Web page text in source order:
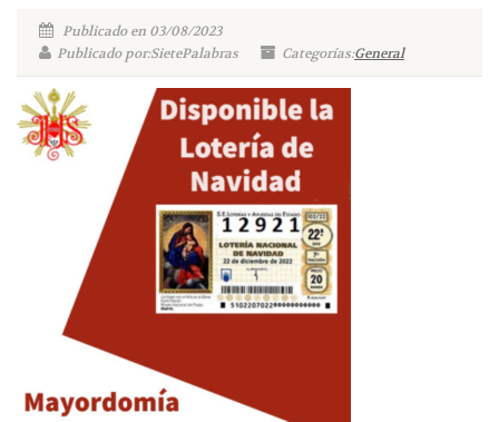
Publicado en 03/08/2023
Publicado por:SietePalabras
Categorías:General